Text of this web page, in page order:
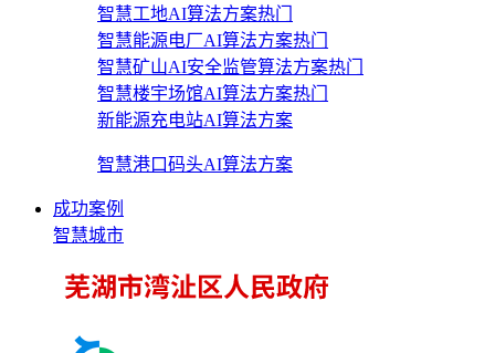
智慧工地AI算法方案热门
智慧能源电厂AI算法方案热门
智慧矿山AI安全监管算法方案热门
智慧楼宇场馆AI算法方案热门
新能源充电站AI算法方案
智慧港口码头AI算法方案
成功案例
智慧城市